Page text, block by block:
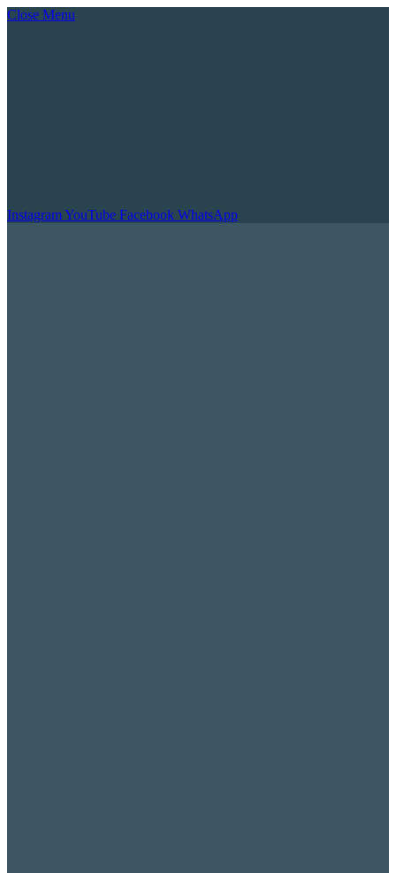
Close Menu
InstagramYouTube Facebook WhatsApp